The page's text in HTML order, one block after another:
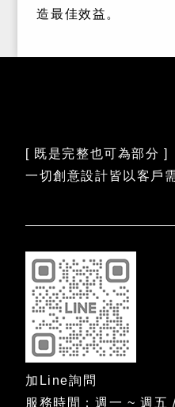
造最佳效益。
[ 既是完整也可為部分 ]
一切創意設計皆以客戶
加Line詢問
服務時間：週一 ~ 週